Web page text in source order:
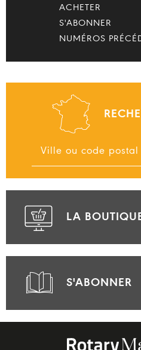
ACHETER
S'ABONNER
NUMÉROS
LA
S'ABONNER